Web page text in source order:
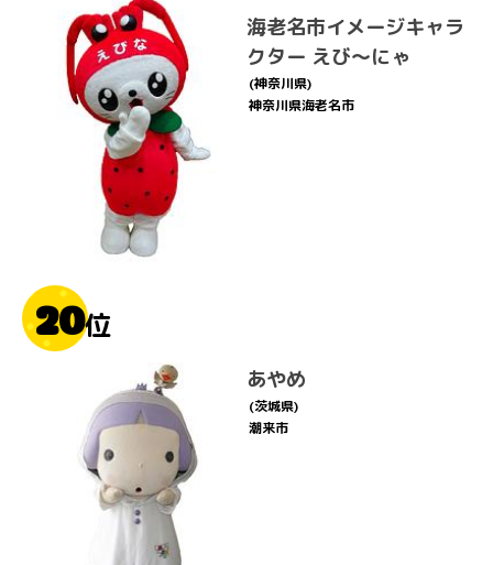
海老名市イメージキャラ
クター えび～にゃ
(神奈川県)
神奈川県海老名市
20位
あやめ
(茨城県)
潮来市